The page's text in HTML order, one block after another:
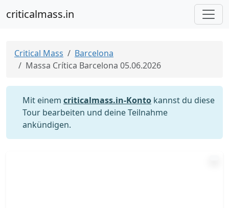
criticalmass.in
Critical Mass
Barcelona
Massa Crítica Barcelona 05.06.2026
Mit einem criticalmass.in-Konto kannst du diese
Tour bearbeiten und deine Teilnahme
ankündigen.